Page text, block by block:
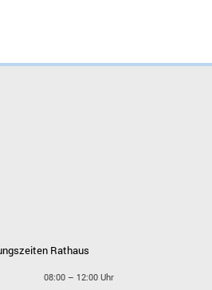
Rathaus
08:00 – 12:00 Uhr